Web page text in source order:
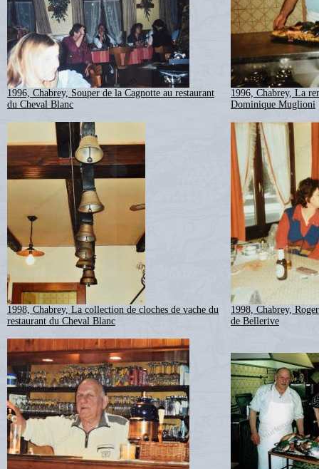
1996, Chabrey, Souper de la Cagnotte au restaurant
du Cheval Blanc
1996, Chabrey, La
Dominique Muglioni
1998, Chabrey, La collection de cloches de vache du
restaurant du Cheval Blanc
1998, Chabrey,
de Bellerive